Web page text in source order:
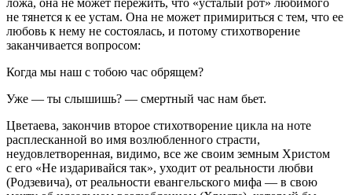
ложа, она не может пережить, что «усталый рот» любимого
не тянется к ее устам. Она не может примириться с тем, что ее
любовь к нему не состоялась, и потому стихотворение
заканчивается вопросом:
Когда мы наш с тобою час обрящем?
Уже — ты слышишь? — смертный час нам бьет.
Цветаева, закончив второе стихотворение цикла на ноте
расплесканной во имя возлюбленного страсти,
неудовлетворенная, видимо, все же своим земным Христом
с его «Не издаривайся так», уходит от реальности любви
(Родзевича), от реальности евангельского мифа — в свою